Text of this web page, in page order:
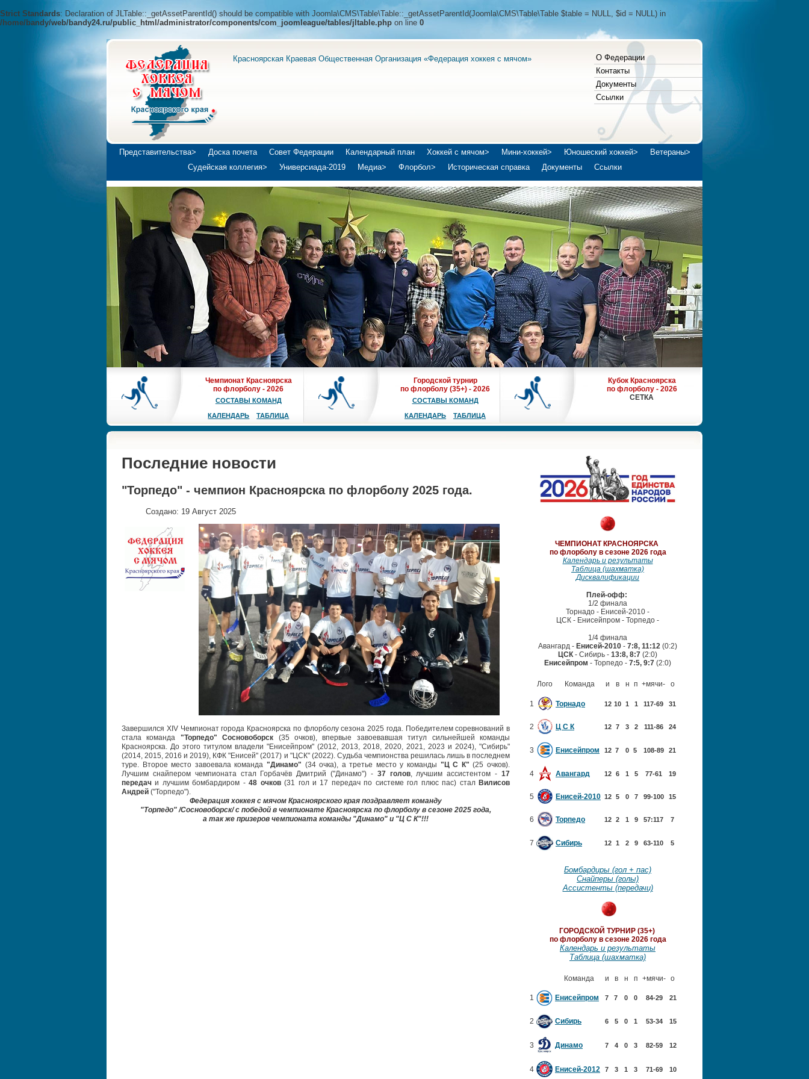
Strict Standards: Declaration of JLTable::_getAssetParentId() should be compatible with Joomla\CMS\Table\Table::_getAssetParentId(Joomla\CMS\Table\Table $table = NULL, $id = NULL) in
/home/bandy/web/bandy24.ru/public_html/administrator/components/com_joomleague/tables/jltable.php on line 0
О Федерации
Контакты
Документы
Ссылки
Красноярская Краевая Общественная Организация «Федерация хоккея с мячом»
Представительства> Доска почета Совет Федерации Календарный план Хоккей с мячом> Мини-хоккей> Юношеский хоккей>
Ветераны>
Судейская коллегия>
Универсиада-2019 Медиа> Флорбол> Историческая справка Документы Ссылки
Чемпионат Красноярска
по флорболу - 2026
СОСТАВЫ КОМАНД
КАЛЕНДАРЬ ТАБЛИЦА
Городской турнир
по флорболу (35+) - 2026
СОСТАВЫ КОМАНД
КАЛЕНДАРЬ ТАБЛИЦА
Кубок Красноярска
по флорболу - 2026
СЕТКА
Последние новости
"Торпедо" - чемпион Красноярска по флорболу 2025 года.
Создано: 19 Август 2025
Завершился XIV Чемпионат города Красноярска по флорболу сезона 2025 года. Победителем соревнований в
стала команда "Торпедо" Сосновоборск (35 очков), впервые завоевавшая титул сильнейшей команды
Красноярска. До этого титулом владели "Енисейпром" (2012, 2013, 2018, 2020, 2021, 2023 и 2024), "Сибирь"
(2014, 2015, 2016 и 2019), КФК "Енисей" (2017) и "ЦСК" (2022). Судьба чемпионства решилась лишь в последнем
туре. Второе место завоевала команда "Динамо" (34 очка), а третье место у команды "Ц С К"(25 очков).
Лучшим снайпером чемпионата стал Горбачёв Дмитрий ("Динамо") - 37 голов, лучшим ассистентом -17
передачи лучшим бомбардиром -48 очков(31 гол и 17 передач по системе гол плюс пас) стал Вилисов
Андрей ("Торпедо").
Федерация хоккея с мячом Красноярского края поздравляет команду
"Торпедо" /Сосновоборск/с победой в чемпионате Красноярска по флорболу в сезоне 2025 года,
а так же призеров чемпионата команды "Динамо" и "Ц С К"!!!
ЧЕМПИОНАТ КРАСНОЯРСКА
по флорболу в сезоне 2026 года
Календарь и результаты
Таблица (шахматка)
Дисквалификации
Плей-офф:
1/2 финала
Торнадо - Енисей-2010 -
ЦСК - Енисейпром - Торпедо -
1/4 финала
Авангард - Енисей-2010 - 7:8, 11:12 (0:2)
ЦСК - Сибирь - 13:8, 8:7 (2:0)
Енисейпром - Торпедо - 7:5, 9:7 (2:0)
Лого Команда и в н п +мячи- о
1 Торнадо 12 10 1 1 117-69 31
2 Ц С К 12 7 3 2 111-86 24
3 Енисейпром 12 7 0 5 108-89 21
4 Авангард 12 6 1 5 77-61 19
5 Енисей-2010 12 5 0 7 99-100 15
6 Торпедо 12 2 1 9 57:117 7
7 Сибирь 12 1 2 9 63-110 5
Бомбардиры (гол + пас)
Снайперы (голы)
Ассистенты (передачи)
ГОРОДСКОЙ ТУРНИР (35+)
по флорболу в сезоне 2026 года
Календарь и результаты
Таблица (шахматка)
Команда и в н п +мячи- о
1 Енисейпром 7 7 0 0 84-29 21
2 Сибирь 6 5 0 1 53-34 15
3 Динамо 7 4 0 3 82-59 12
4 Енисей-2012 7 3 1 3 71-69 10